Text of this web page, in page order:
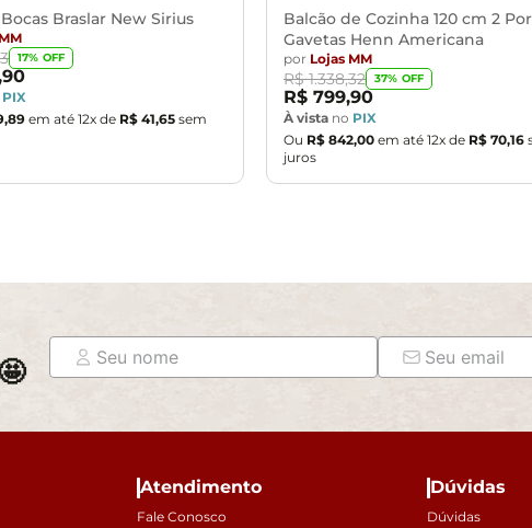
certifique-se de que passará normalmente por elevadores,
Braslar New Sirius
17% OFF
90
PIX
,89 em até 12x de R$ 41,65 sem
Balcão de Cozinha 120 cm 2
Gavetas Henn Americana
por Lojas MM
R$ 1.338,32 37% OFF
R$ 799,90
À vista no PIX
Ou R$ 842,00 em até 12x de R$ 70,16
juros
Atendimento
Fale Conosco
Dúvidas
Dúvidas